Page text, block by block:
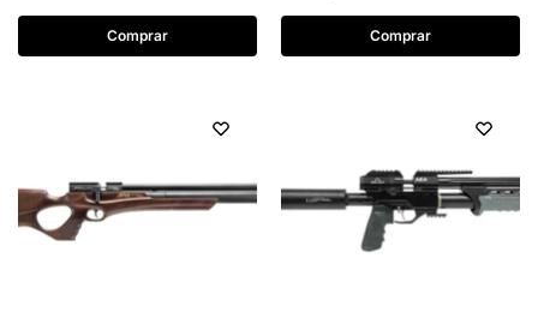
Comprar Comprar